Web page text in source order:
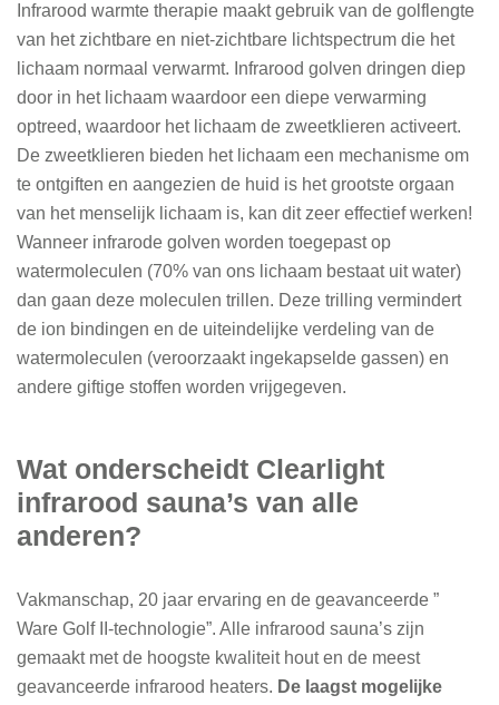
Infrarood warmte therapie maakt gebruik van de golflengte
van het zichtbare en niet-zichtbare lichtspectrum die het
lichaam normaal verwarmt. Infrarood golven dringen diep
door in het lichaam waardoor een diepe verwarming
optreed, waardoor het lichaam de zweetklieren activeert.
De zweetklieren bieden het lichaam een mechanisme om
te ontgiften en aangezien de huid is het grootste orgaan
van het menselijk lichaam is, kan dit zeer effectief werken!
Wanneer infrarode golven worden toegepast op
watermoleculen (70% van ons lichaam bestaat uit water)
dan gaan deze moleculen trillen. Deze trilling vermindert
de ion bindingen en de uiteindelijke verdeling van de
watermoleculen (veroorzaakt ingekapselde gassen) en
andere giftige stoffen worden vrijgegeven.
Wat onderscheidt Clearlight
infrarood sauna’s van alle
anderen?
Vakmanschap, 20 jaar ervaring en de geavanceerde ”
Ware Golf II-technologie”. Alle infrarood sauna’s zijn
gemaakt met de hoogste kwaliteit hout en de meest
geavanceerde infrarood heaters. De laagst mogelijke